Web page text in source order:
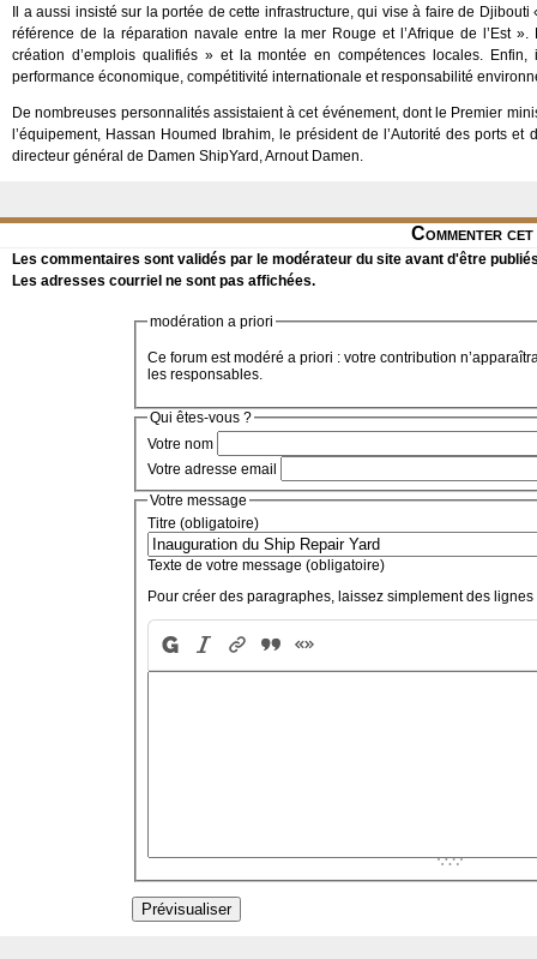
Il a aussi insisté sur la portée de cette infrastructure, qui vise à faire de
référence de la réparation navale entre la mer Rouge et l’Afrique de l’Est
création d’emplois qualifiés » et la montée en compétences locales.
performance économique, compétitivité internationale et responsabilité
De nombreuses personnalités assistaient à cet événement, dont le Premier
l’équipement, Hassan Houmed Ibrahim, le président de l’Autorité des ports
directeur général de Damen ShipYard, Arnout Damen.
Commenter
Les commentaires sont validés par le modérateur du site avant d'être
Les adresses courriel ne sont pas affichées.
modération a priori
Ce forum est modéré a priori : votre contribution
les responsables.
Qui êtes-vous ?
Votre nom
Votre adresse email
Votre message
Titre (obligatoire)
Texte de votre message (obligatoire)
Pour créer des paragraphes, laissez simplement des lignes